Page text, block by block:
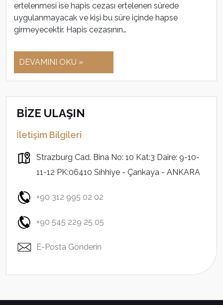
ertelenmesi ise hapis cezası ertelenen sürede
uygulanmayacak ve kişi bu süre içinde hapse
girmeyecektir. Hapis cezasının…
DEVAMINI OKU »
BİZE ULAŞIN
İletişim Bilgileri
Strazburg Cad. Bina No: 10 Kat:3 Daire: 9-10-
11-12 PK:06410 Sıhhiye - Çankaya - ANKARA
+90 312 995 02 02
+90 545 229 25 05
E-Posta Gönderin